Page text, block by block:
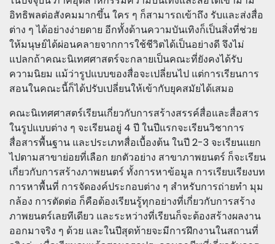
อิทธิพลต่อสังคมมากขึ้น ใคร ๆ ก็สามารถเข้าถึง รับและส่งสื่อ
ต่าง ๆ ได้อย่างง่ายดาย อีกทั้งด้านความบันเทิงก็เป็นสิ่งที่ช่วย
ให้มนุษย์ได้ผ่อนคลายจากการใช้ชีวิตได้เป็นอย่างดี จึงไม่
แปลกถ้าคณะนิเทศศาสตร์จะกลายเป็นคณะที่ยังคงได้รับ
ความนิยม แม้ว่ารูปแบบของสื่อจะเปลี่ยนไป แต่การเรียนการ
สอนในคณะนี้ก็ได้ปรับเปลี่ยนให้เข้ากับยุคสมัยได้เสมอ
คณะนิเทศศาสตร์เรียนเกี่ยวกับการสร้างสรรค์สื่อและสื่อสาร
ในรูปแบบต่าง ๆ จะเรียนอยู่ 4 ปี ในปีแรกจะเรียนวิชาการ
สื่อสารพื้นฐาน และประเภทสื่อเบื้องต้น ในปี 2-3 จะเรียนแยก
ไปตามสาขาย่อยที่เลือก ยกตัวอย่าง สาขาภาพยนตร์ ก็จะเรียน
เกี่ยวกับการสร้างภาพยนตร์ ทั้งการหาข้อมูล การเรียบเรียงบท
การหาพื้นที่ การจัดองค์ประกอบต่าง ๆ สำหรับการถ่ายทำ มุม
กล้อง การตัดต่อ ก็คือต้องเรียนรู้ทุกอย่างที่เกี่ยวกับการสร้าง
ภาพยนตร์เลยทีเดียว และระหว่างที่เรียนก็จะต้องสร้างผลงาน
ออกมาจริง ๆ ด้วย และในปีสุดท้ายจะมีการฝึกงานในสถานที่